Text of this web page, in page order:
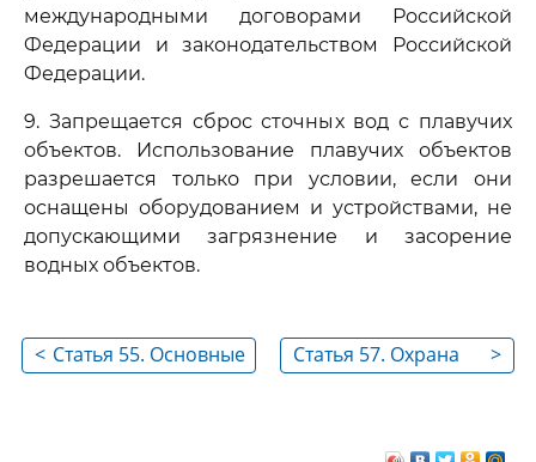
международными договорами Российской
Федерации и законодательством Российской
Федерации.
9. Запрещается сброс сточных вод с плавучих
объектов. Использование плавучих объектов
разрешается только при условии, если они
оснащены оборудованием и устройствами, не
допускающими загрязнение и засорение
водных объектов.
< Статья 55. Основные
>
Статья 57. Охрана
засорения